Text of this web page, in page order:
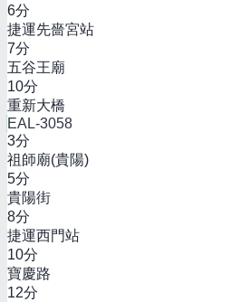
6分
捷運先嗇宮站
7分
五谷王廟
10分
重新大橋
EAL-3058
3分
祖師廟(貴陽)
5分
貴陽街
8分
捷運西門站
10分
寶慶路
12分